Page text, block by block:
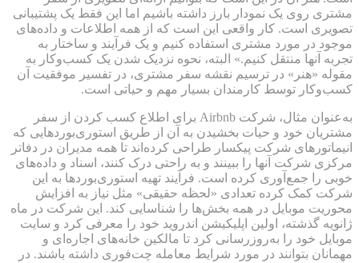
مشتری روی یک نمودار بارز داشته باشیم اما این فقط یک پشتیبانی
تصویری است. کار واقعی این است که از همه اطلاعات و داده‌های
موجود در مورد مشتری استفاده کنیم و یک فرآیند و ساختار به
تجربه آنها منتقل کنیم.» البته، نحوه نزدیک شدن یک کسب‌وکار به
مقوله «هنر» در ترسیم نقشه سفر مشتری، در تفسیر موفقیت آن
کسب‌وکار توسط کارمندان بسیار مهم و حیاتی است.
به‌عنوان مثال، شرکت Airbnb برای اطلاع کسب کردن از سفر
مشتریان خود و حیات بخشیدن به آن از طریق استوری‌‌بوردهایی که
انیماتورهای شرکت پیکسار طراحی کرده‌اند تا همه مدیران در دفاتر
مرکزی شرکت آنها را ببینند و به راحتی درک کنند، اسناد و داده‌های
خوبی را جمع‌آوری کرده است. فرآیند تهیه استوری‌بوردها به این
شرکت کمک کرده تعدادی «لحظه حقیقی» مثل نیاز به افزایش
محوریت موبایل در همه بخش‌ها را شناسایی کند. این شرکت در ماه
ژانویه گذشته، اولین اپلیکیشن اندروید خود را معرفی کرد و سایت
موبایل خود را به‌روزرسانی کرد تا مالکین خانه‌های اجاره‌ای و
مهمانان بتوانند در مورد شرایط معامله چت‌فوری داشته باشند. در